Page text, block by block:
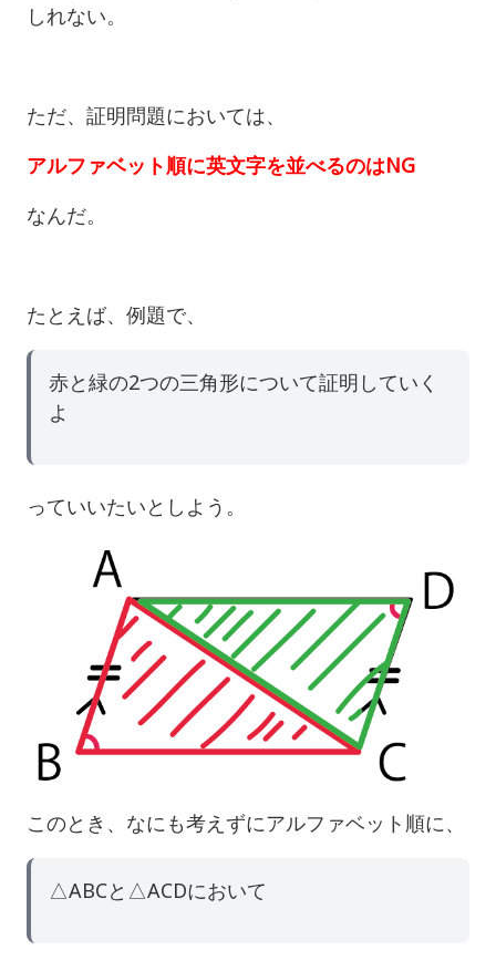
しれない。
ただ、証明問題においては、
アルファベット順に英文字を並べるのはNG
なんだ。
たとえば、例題で、
赤と緑の2つの三角形について証明していく
よ
っていいたいとしよう。
このとき、なにも考えずにアルファベット順に、
△ABCと△ACDにおいて